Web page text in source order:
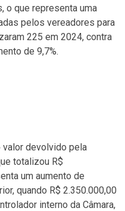
o que representa uma
pelos vereadores para
225 em 2024, contra
de 9,7%.
devolvido pela
totalizou R$
um aumento de
quando R$ 2.350.000,00
interno da Câmara,